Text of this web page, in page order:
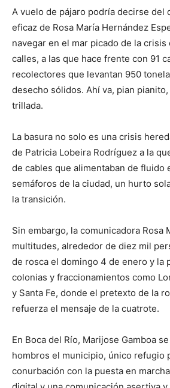
A vuelo de pájaro podría decirse del
eficaz de Rosa María Hernández
navegar en el mar picado de la crisis
calles, a las que hace frente con 91
recolectores que levantan 950
desecho sólidos. Ahí va, pian
trillada.
La basura no solo es una crisis
de Patricia Lobeira Rodríguez a la
de cables que alimentaban de fluido
semáforos de la ciudad, un hurto
la transición.
Sin embargo, la comunicadora Rosa
multitudes, alrededor de diez mil
de rosca el domingo 4 de enero y la
colonias y fraccionamientos como
y Santa Fe, donde el pretexto de la
refuerza el mensaje de la cuatrote.
En Boca del Río, Marijose Gamboa
hombros el municipio, único refugio
conurbación con la puesta en